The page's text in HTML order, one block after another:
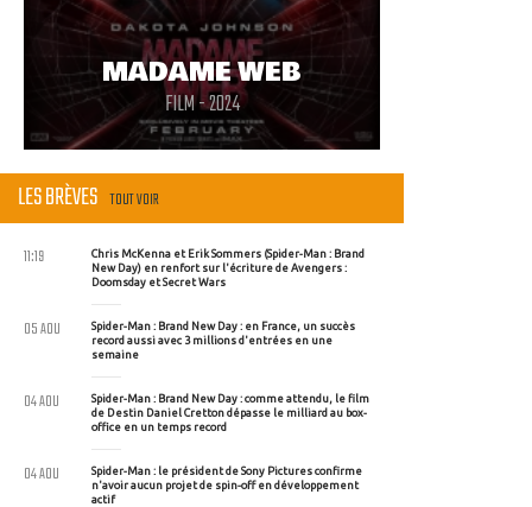
MADAME WEB
FILM - 2024
LES BRÈVES TOUT VOIR
Chris McKenna et Erik Sommers (Spider-Man : Brand
New Day) en renfort sur l'écriture de Avengers :
Doomsday et Secret Wars
11:19
Spider-Man : Brand New Day : en France, un succès
record aussi avec 3 millions d'entrées en une
semaine
05 AOU
Spider-Man : Brand New Day : comme attendu, le film
de Destin Daniel Cretton dépasse le milliard au box-
office en un temps record
04 AOU
Spider-Man : le président de Sony Pictures confirme
n'avoir aucun projet de spin-off en développement
actif
04 AOU